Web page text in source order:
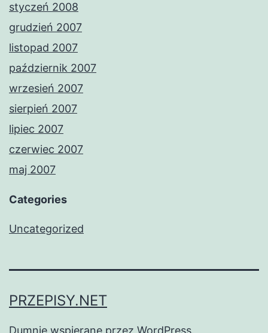
styczeń 2008
grudzień 2007
listopad 2007
październik 2007
wrzesień 2007
sierpień 2007
lipiec 2007
czerwiec 2007
maj 2007
Categories
Uncategorized
PRZEPISY.NET
Dumnie wspierane przez WordPress